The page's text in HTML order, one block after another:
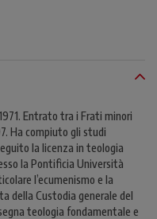
Entrato tra i Frati minori
Ha compiuto gli studi
la licenza in teologia
la Pontificia Università
l’ecumenismo e la
della Custodia generale del
teologia fondamentale e